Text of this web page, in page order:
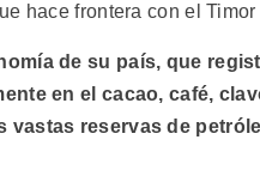
hace frontera con el
de su país, que
en el cacao, café,
vastas reservas de